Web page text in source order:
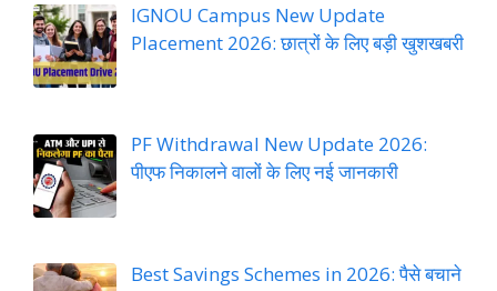
IGNOU Campus New Update
Placement 2026: छात्रों के लिए बड़ी खुशखबरी
PF Withdrawal New Update 2026:
पीएफ निकालने वालों के लिए नई जानकारी
Best Savings Schemes in 2026: पैसे बचाने